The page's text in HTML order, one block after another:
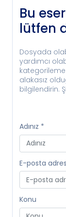
Bu
lütfen
Dosyada
yardımcı
kategorileme
alakasız
bilgilendirin.
Adınız *
E-posta
Konu